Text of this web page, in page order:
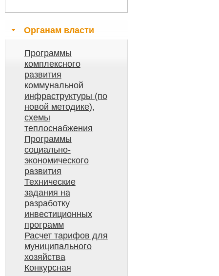
Органам власти
Программы
комплексного
развития
коммунальной
инфраструктуры (по
новой методике),
схемы
теплоснабжения
Программы
социально-
экономического
развития
Технические
задания на
разработку
инвестиционных
программ
Расчет тарифов для
муниципального
хозяйства
Конкурсная